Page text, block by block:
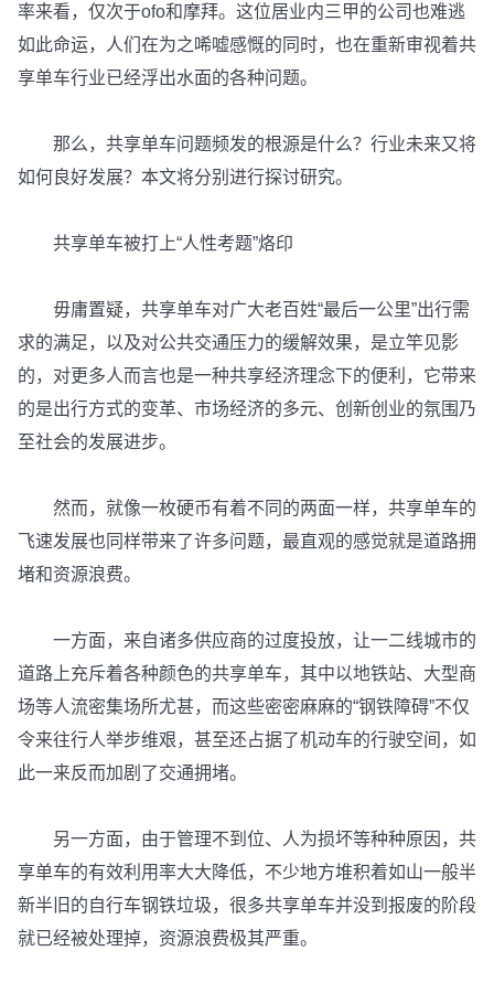
率来看，仅次于ofo和摩拜。这位居业内三甲的公司也难逃
如此命运，人们在为之唏嘘感慨的同时，也在重新审视着共
享单车行业已经浮出水面的各种问题。
那么，共享单车问题频发的根源是什么？行业未来又将
如何良好发展？本文将分别进行探讨研究。
共享单车被打上“人性考题”烙印
毋庸置疑，共享单车对广大老百姓“最后一公里”出行需
求的满足，以及对公共交通压力的缓解效果，是立竿见影
的，对更多人而言也是一种共享经济理念下的便利，它带来
的是出行方式的变革、市场经济的多元、创新创业的氛围乃
至社会的发展进步。
然而，就像一枚硬币有着不同的两面一样，共享单车的
飞速发展也同样带来了许多问题，最直观的感觉就是道路拥
堵和资源浪费。
一方面，来自诸多供应商的过度投放，让一二线城市的
道路上充斥着各种颜色的共享单车，其中以地铁站、大型商
场等人流密集场所尤甚，而这些密密麻麻的“钢铁障碍”不仅
令来往行人举步维艰，甚至还占据了机动车的行驶空间，如
此一来反而加剧了交通拥堵。
另一方面，由于管理不到位、人为损坏等种种原因，共
享单车的有效利用率大大降低，不少地方堆积着如山一般半
新半旧的自行车钢铁垃圾，很多共享单车并没到报废的阶段
就已经被处理掉，资源浪费极其严重。